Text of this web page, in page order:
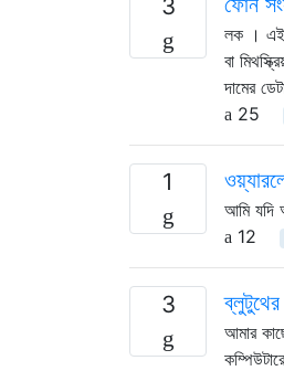
3
লক । এই
বা
দামের
25
1
আমি যদি
12
3 ব্লুটুথের
আমার